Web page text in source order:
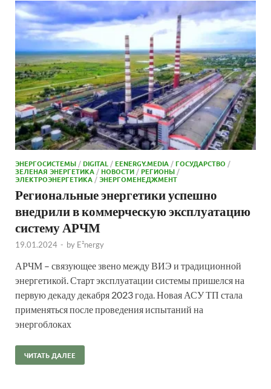
ЭНЕРГОСИСТЕМЫ /DIGITAL /EENERGY.MEDIA /ГОСУДАРСТВО /
ЗЕЛЕНАЯ ЭНЕРГЕТИКА /НОВОСТИ /РЕГИОНЫ /
ЭЛЕКТРОЭНЕРГЕТИКА /ЭНЕРГОМЕНЕДЖМЕНТ
Региональные энергетики успешно
внедрили в коммерческую эксплуатацию
систему АРЧМ
19.01.2024 - by E²nergy
АРЧМ – связующее звено между ВИЭ и традиционной
энергетикой. Старт эксплуатации системы пришелся на
первую декаду декабря 2023 года. Новая АСУ ТП стала
применяться после проведения испытаний на
энергоблоках
ЧИТАТЬ ДАЛЕЕ